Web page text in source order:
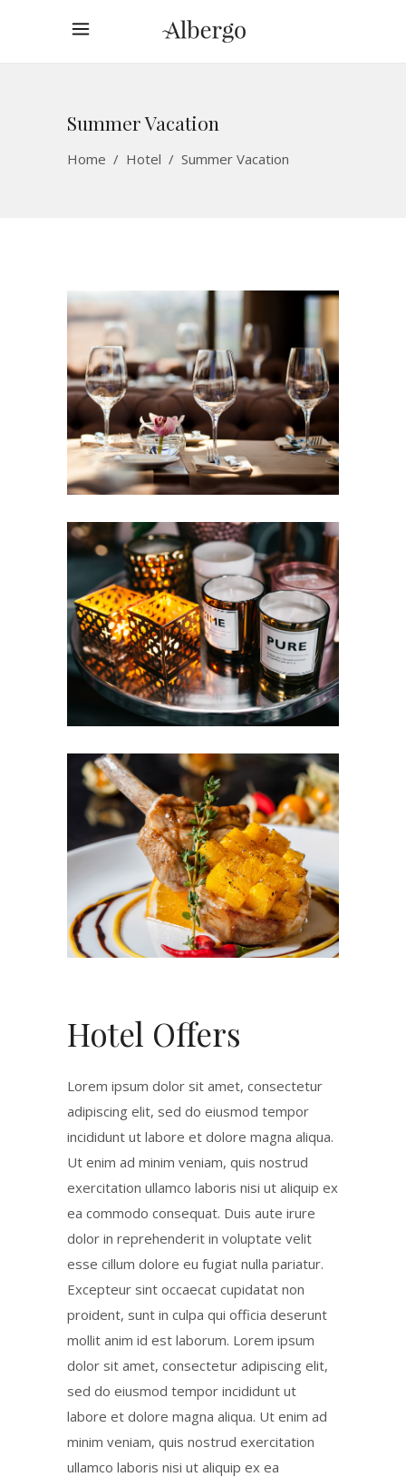
Summer Vacation
Home / Hotel / Summer Vacation
Hotel Offers
Lorem ipsum dolor sit amet, consectetur
adipiscing elit, sed do eiusmod tempor
incididunt ut labore et dolore magna aliqua.
Ut enim ad minim veniam, quis nostrud
exercitation ullamco laboris nisi ut aliquip ex
ea commodo consequat. Duis aute irure
dolor in reprehenderit in voluptate velit
esse cillum dolore eu fugiat nulla pariatur.
Excepteur sint occaecat cupidatat non
proident, sunt in culpa qui officia deserunt
mollit anim id est laborum. Lorem ipsum
dolor sit amet, consectetur adipiscing elit,
sed do eiusmod tempor incididunt ut
labore et dolore magna aliqua. Ut enim ad
minim veniam, quis nostrud exercitation
ullamco laboris nisi ut aliquip ex ea